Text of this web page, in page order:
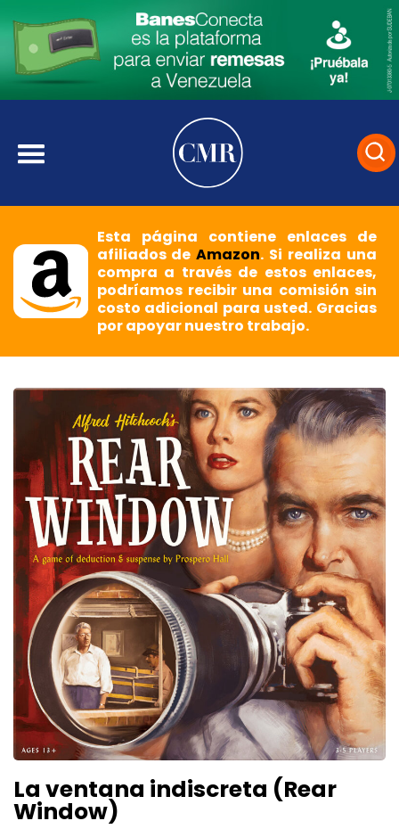
Esta página contiene enlaces de
afiliados deAmazon. Si realiza una
compra a través de estos enlaces,
podríamos recibir una comisión sin
costo adicional para usted. Gracias
por apoyar nuestro trabajo.
La ventana indiscreta (Rear
Window)